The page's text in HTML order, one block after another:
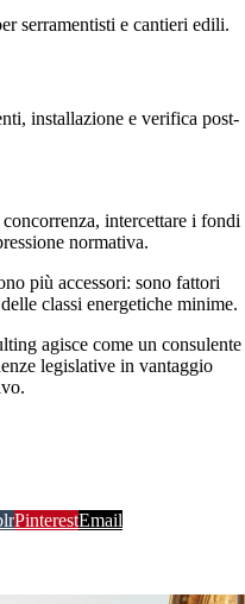
serramentisti e cantieri edili.
installazione e verifica post-
intercettare i fondi
normativa.
più accessori: sono fattori
classi energetiche minime.
agisce come un consulente
legislative in vantaggio
PinterestEmail